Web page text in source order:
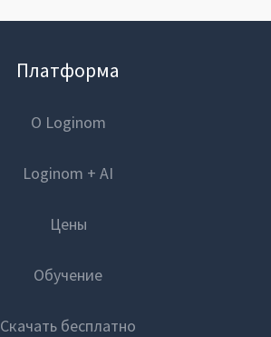
Платформа
О Loginom
Loginom + AI
Цены
Обучение
Скачать бесплатно